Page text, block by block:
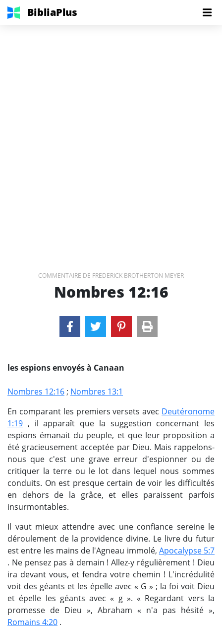
BibliaPlus
COMMENTAIRE DE FREDERICK BROTHERTON MEYER
Nombres 12:16
les espions envoyés à Canaan
Nombres 12:16 ; Nombres 13:1
En comparant les premiers versets avec Deutéronome
1:19 , il apparaît que la suggestion concernant les
espions émanait du peuple, et que leur proposition a
été gracieusement acceptée par Dieu. Mais rappelons-
nous que c'est une grave erreur d'espionner ou de
critiquer la terre ou le lot dans lequel nous sommes
conduits. On est presque certain de voir les difficultés
en dehors de la grâce, et elles paraissent parfois
insurmontables.
Il vaut mieux attendre avec une confiance sereine le
déroulement de la providence divine. Le livre du futur
est entre les mains de l'Agneau immolé, Apocalypse 5:7
. Ne pensez pas à demain ! Allez-y régulièrement ! Dieu
ira devant vous, et fendra votre chemin ! L'incrédulité
voit des géants et les épelle avec « G » ; la foi voit Dieu
et épelle les géants avec « g ». « Regardant vers la
promesse de Dieu », Abraham « n'a pas hésité »,
Romains 4:20 .